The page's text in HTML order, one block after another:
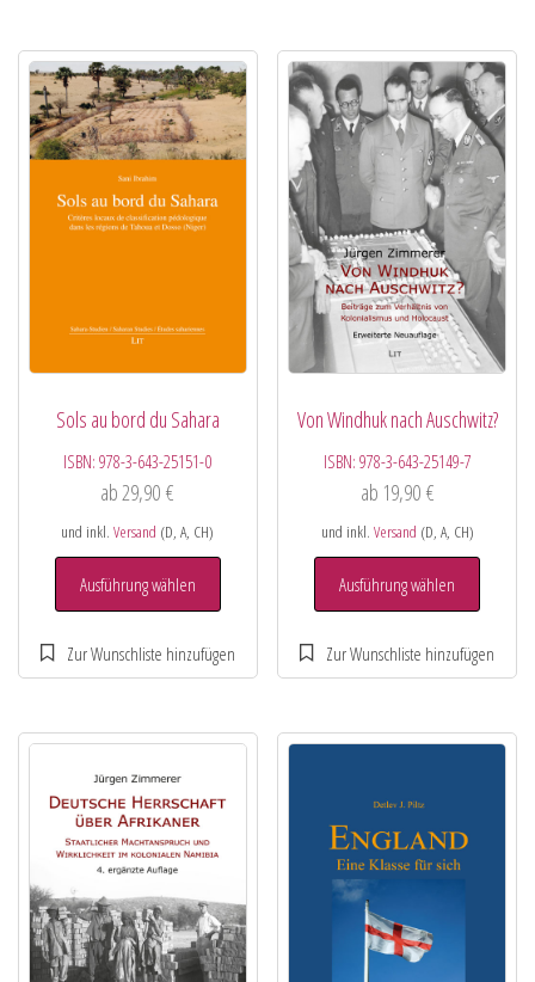
Sols au bord du Sahara
ISBN:978-3-643-25151-0
ab29,90€
und inkl.Versand (D, A, CH)
Ausführung wählen
Von Windhuk nach Auschwitz?
ISBN: 978-3-643-25149-7
ab 19,90 €
und inkl. Versand (D, A, CH)
Ausführung wählen